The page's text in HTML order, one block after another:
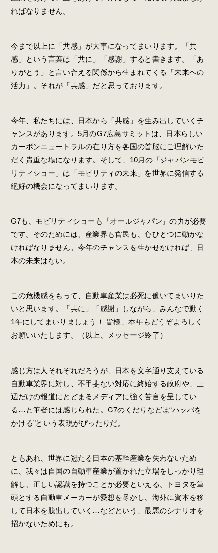
ればなりません。
今まで以上に「共感」が大事になってまいります。「共
感」という言葉は「共に」「感謝」すると書きます。「あ
りがとう」と言い合える関係から生まれてくる「未来への
活力」。それが「共感」だと思っております。
今年、私たちには、日本から「共感」を生み出していくチ
ャンスがあります。5月のG7広島サミットは、日本らしい
カーボンニュートラルの在り方を各国の首脳にご理解いた
だく貴重な場になります。そして、10月の「ジャパンモビ
リティショー」は「モビリティの未来」を世界に発信する
絶好の機会になってまいります。
G7も、モビリティショーも「オールジャパン」の力が必要
です。そのためには、産業界も官民も、心ひとつに動かな
ければなりません。今年のチャンスを生かせなければ、日
本の未来はない。
この危機感をもって、自動車産業は必死に働いてまいりた
いと思います。「共に」「感謝」しながら、みんなで動く
1年にしてまいりましょう！ 皆様、本年もどうぞよろしく
お願いいたします。（以上、メッセージ終了）
感じ方は人それぞれだろうが、日本を文字通り支えている
自動車業界に対し、不甲斐ない対応に終始する政府や、上
辺だけの報道にとどまるメディアに強く苦言を呈してい
る…と筆者には感じられた。G7のくだりなどは“ハッパを
かける”という表現がぴったりだ。
ともあれ、世界に冠たる日本の基幹産業を失わないため
に、我々は自国の自動車産業が置かれた立場をしっかり理
解し、正しい認識を持つことが必要といえる。トヨタを筆
頭とする自動車メーカーが愛想を尽かし、海外に資本を移
して日本を脱出していく…などという、最悪のシナリオを
招かないためにも。